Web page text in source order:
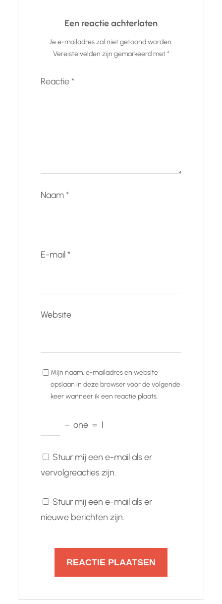
Een reactie achterlaten
Je e-mailadres zal niet getoond worden.
Vereiste velden zijn gemarkeerd met*
Reactie*
Naam*
E-mail*
Website
Mijn naam, e-mailadres en website
opslaan in deze browser voor de volgende
keer wanneer ik een reactie plaats.
− one = 1
Stuur mij een e-mail als er
vervolgreacties zijn.
Stuur mij een e-mail als er
nieuwe berichten zijn.